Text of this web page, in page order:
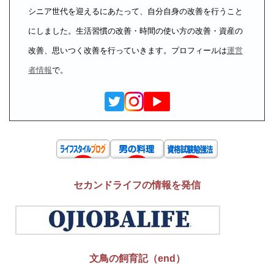
シニア世代を迎えるにあたって、自分自身の改善を行うこと
にしました。生活習慣の改善・時間の使い方の改善・資産の
改善、思いつく改善を行っていきます。プロフィールは運営
者情報で。
セカンドライフの情報を発信
文鳥の飼育記（end）